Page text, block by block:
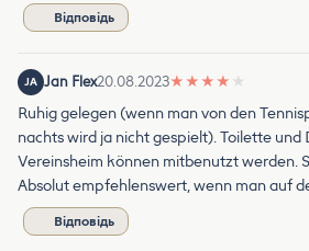
Відповідь
JA Jan Flex20.08.2023★ ★ ★ ★ ★
Ruhig gelegen (wenn man von den
nachts wird ja nicht gespielt). Toilette und
Vereinsheim können mitbenutzt werden.
Absolut empfehlenswert, wenn man auf
Відповідь